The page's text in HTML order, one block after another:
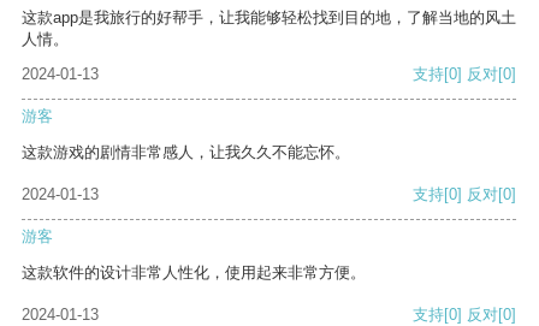
这款app是我旅行的好帮手，让我能够轻松找到目的地，了解当地的风土
人情。
2024-01-13
支持[0] 反对[0]
游客
这款游戏的剧情非常感人，让我久久不能忘怀。
2024-01-13 支持[0] 反对[0]
游客
这款软件的设计非常人性化，使用起来非常方便。
2024-01-13 支持[0] 反对[0]